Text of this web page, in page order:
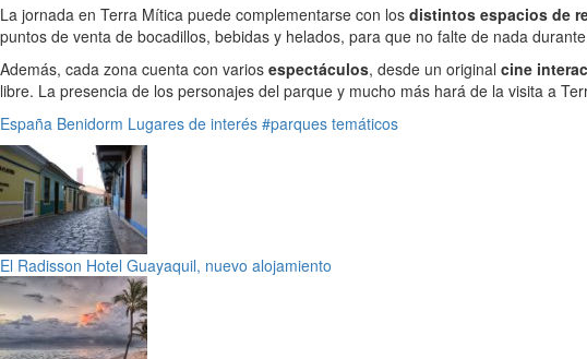
La jornada en Terra Mítica puede complementarse con los distintos espacios de
puntos de venta de bocadillos, bebidas y helados, para que no falte de nada
Además, cada zona cuenta con varios espectáculos, desde un original cine
libre. La presencia de los personajes del parque y mucho más hará de la visita a
España Benidorm Lugares de interés #parques temáticos
El Radisson Hotel Guayaquil, nuevo alojamiento